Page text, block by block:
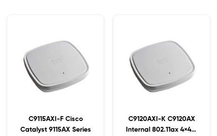
C9115AXI-F Cisco
Catalyst 9115AX Series
C9120AXI-K C9120AX
Internal 802.11ax 4×4:4